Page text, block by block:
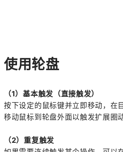
使用轮盘
（1）基本触发（直接触发）
按下设定的鼠标键并立即移动，在
移动鼠标到轮盘外面以触发扩展圈
（2）重复触发